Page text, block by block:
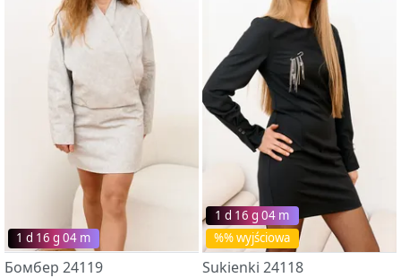
1 d 16 g 03 m
Бомбер 24119
%% wyjściowa
1 d 16 g 03 m
Sukienki 24118